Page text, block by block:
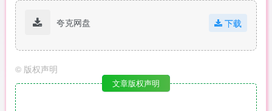
夸克网盘 下载
© 版权声明
文章版权声明